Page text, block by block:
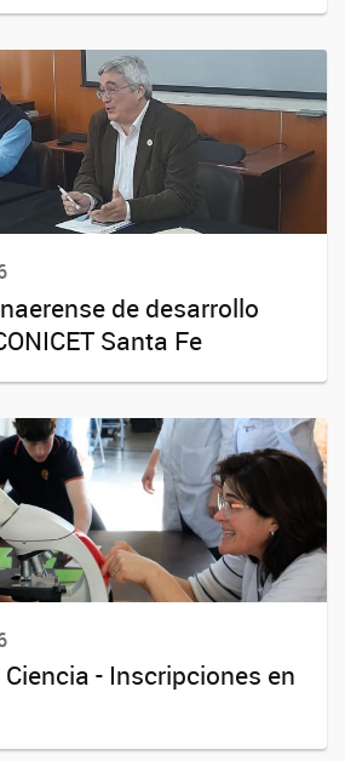
de desarrollo
Santa Fe
- Inscripciones en